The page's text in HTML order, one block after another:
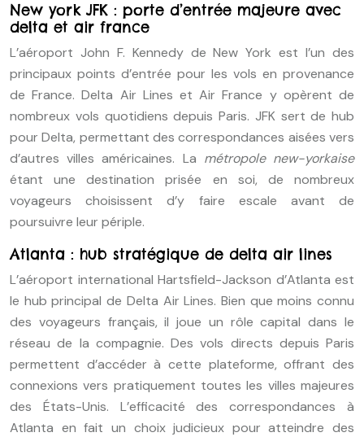
New york JFK : porte d’entrée majeure avec
delta et air france
L’aéroport John F. Kennedy de New York est l’un des
principaux points d’entrée pour les vols en provenance
de France. Delta Air Lines et Air France y opèrent de
nombreux vols quotidiens depuis Paris. JFK sert de hub
pour Delta, permettant des correspondances aisées vers
d’autres villes américaines. La métropole new-yorkaise
étant une destination prisée en soi, de nombreux
voyageurs choisissent d’y faire escale avant de
poursuivre leur périple.
Atlanta : hub stratégique de delta air lines
L’aéroport international Hartsfield-Jackson d’Atlanta est
le hub principal de Delta Air Lines. Bien que moins connu
des voyageurs français, il joue un rôle capital dans le
réseau de la compagnie. Des vols directs depuis Paris
permettent d’accéder à cette plateforme, offrant des
connexions vers pratiquement toutes les villes majeures
des États-Unis. L’efficacité des correspondances à
Atlanta en fait un choix judicieux pour atteindre des